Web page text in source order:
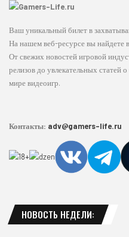
Ваш уникальный билет в
На нашем веб-ресурсе вы найдете
От свежих новостей игровой
релизов до увлекательных статей
мире видеоигр.
Контакты: adv@gamers-life.ru
НОВОСТЬ НЕДЕЛИ: